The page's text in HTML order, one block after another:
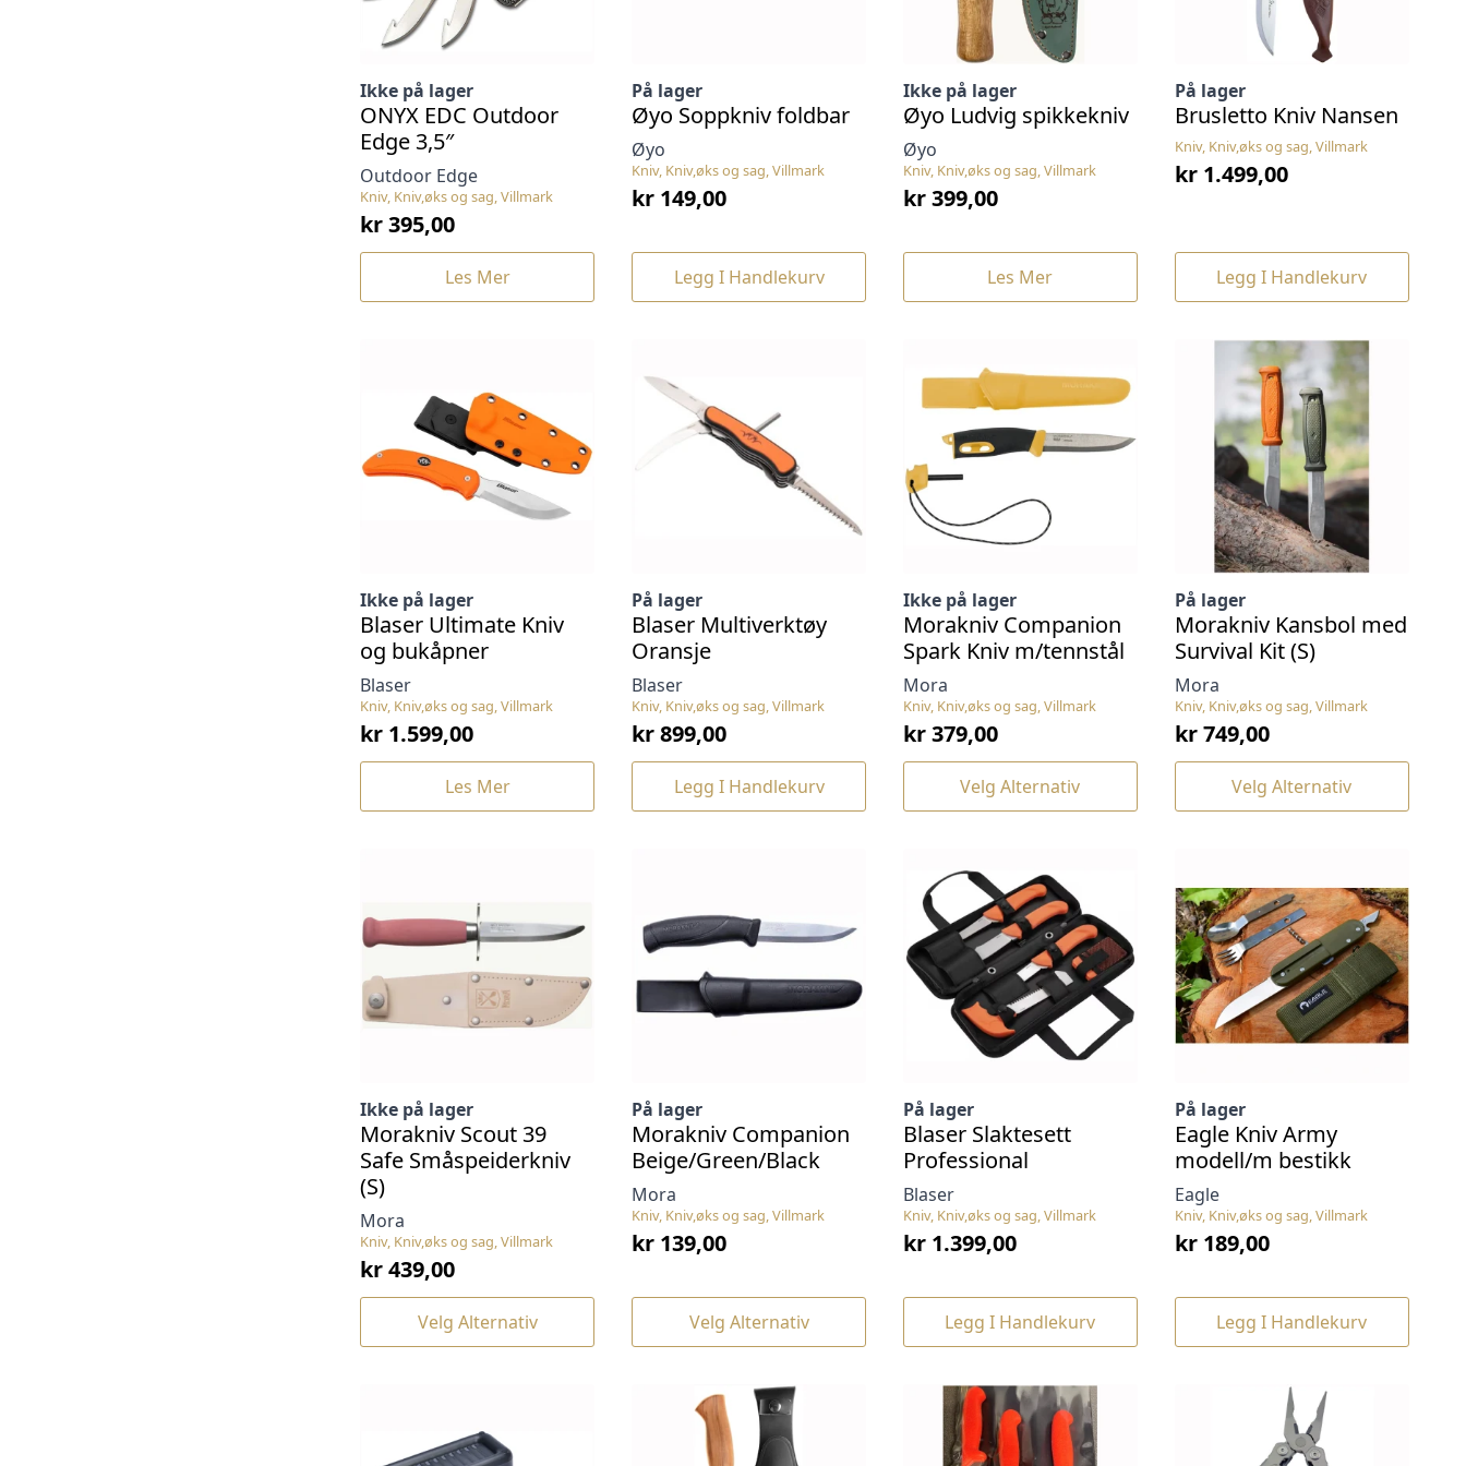
Kniv, Kniv,øks og sag, Villmark
Outdoor Edge
Ikke på lager
ONYX EDC Outdoor
Edge 3,5″
kr395,00
Les Mer
Kniv, Kniv,øks og sag, Villmark
Øyo
På lager
Øyo Soppkniv foldbar
kr149,00
Legg I Handlekurv
Kniv, Kniv,øks og sag, Villmark
Øyo
Ikke på lager
Øyo Ludvig spikkekniv
kr399,00
Les Mer
Kniv, Kniv,øks og sag, Villmark
På lager
Brusletto Kniv Nansen
kr1.499,00
Legg I Handlekurv
Kniv, Kniv,øks og sag, Villmark
Blaser
Ikke på lager
Blaser Ultimate Kniv
og bukåpner
kr 1.599,00
Les Mer
Kniv, Kniv,øks og sag, Villmark
Blaser
På lager
Blaser Multiverktøy
Oransje
kr899,00
Legg I Handlekurv
Kniv, Kniv,øks og sag, Villmark
Mora
Ikke på lager
Morakniv Companion
Spark Kniv m/tennstål
kr379,00
Velg Alternativ
Dette
produktet
varianter.
Alternativene
kan
velges
på
produktsiden
Kniv, Kniv,øks og sag, Villmark
Mora
På lager
Morakniv Kansbol med
Survival Kit (S)
kr749,00
Velg Alternativ
Dette
produktet
Alternativene
kan
velges
på
produktsiden
Kniv, Kniv,øks og sag, Villmark
Mora
Ikke på lager
Morakniv Scout 39
Safe Småspeiderkniv
(S)
kr439,00
Velg Alternativ
Dette
produktet
Kniv, Kniv,øks og sag, Villmark
Mora
På lager
Morakniv Companion
Beige/Green/Black
kr139,00
Velg Alternativ
Dette
produktet
varianter.
Alternativene
Kniv, Kniv,øks og sag, Villmark
Blaser
På lager
Blaser Slaktesett
Professional
kr1.399,00
Legg I Handlekurv
Kniv, Kniv,øks og sag, Villmark
Eagle
På lager
Eagle Kniv Army
modell/m bestikk
kr189,00
Legg I Handlekurv